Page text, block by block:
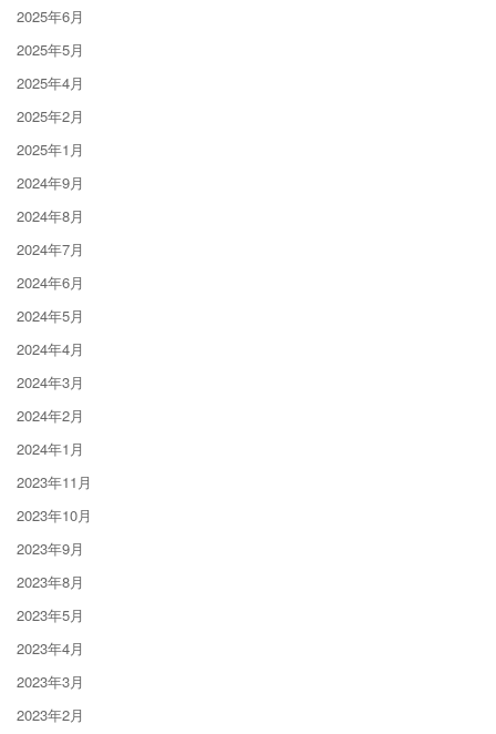
2025年6月
2025年5月
2025年4月
2025年2月
2025年1月
2024年9月
2024年8月
2024年7月
2024年6月
2024年5月
2024年4月
2024年3月
2024年2月
2024年1月
2023年11月
2023年10月
2023年9月
2023年8月
2023年5月
2023年4月
2023年3月
2023年2月